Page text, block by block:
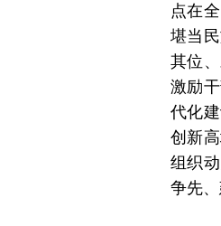
点在
堪当
其位
激励
代化
创新
组织
争先、